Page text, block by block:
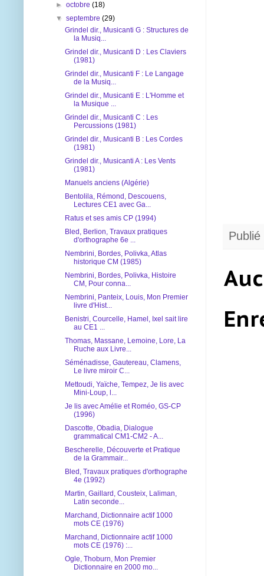
►octobre(18)
▼septembre(29)
Grindel dir., Musicanti G : Structures de
la Musiq...
Grindel dir., Musicanti D : Les Claviers
(1981)
Grindel dir., Musicanti F : Le Langage
de la Musiq...
Grindel dir., Musicanti E : L'Homme et
la Musique ...
Grindel dir., Musicanti C : Les
Percussions (1981)
Grindel dir., Musicanti B : Les Cordes
(1981)
Grindel dir., Musicanti A : Les Vents
(1981)
Manuels anciens (Algérie)
Bentolila, Rémond, Descouens,
Lectures CE1 avec Ga...
Ratus et ses amis CP (1994)
Bled, Berlion, Travaux pratiques
d'orthographe 6e ...
Nembrini, Bordes, Polivka, Atlas
historique CM (1985)
Nembrini, Bordes, Polivka, Histoire
CM, Pour conna...
Nembrini, Panteix, Louis, Mon Premier
livre d'Hist...
Benistri, Courcelle, Hamel, Ixel sait lire
au CE1 ...
Thomas, Massane, Lemoine, Lore, La
Ruche aux Livre...
Séménadisse, Gautereau, Clamens,
Le livre miroir C...
Mettoudi, Yaïche, Tempez, Je lis avec
Mini-Loup, l...
Je lis avec Amélie et Roméo, GS-CP
(1996)
Dascotte, Obadia, Dialogue
grammatical CM1-CM2 - A...
Bescherelle, Découverte et Pratique
de la Grammair...
Bled, Travaux pratiques d'orthographe
4e (1992)
Martin, Gaillard, Cousteix, Laliman,
Latin seconde...
Marchand, Dictionnaire actif 1000
mots CE (1976)
Marchand, Dictionnaire actif 1000
mots CE (1976) :...
Ogle, Thoburn, Mon Premier
Dictionnaire en 2000 mo...